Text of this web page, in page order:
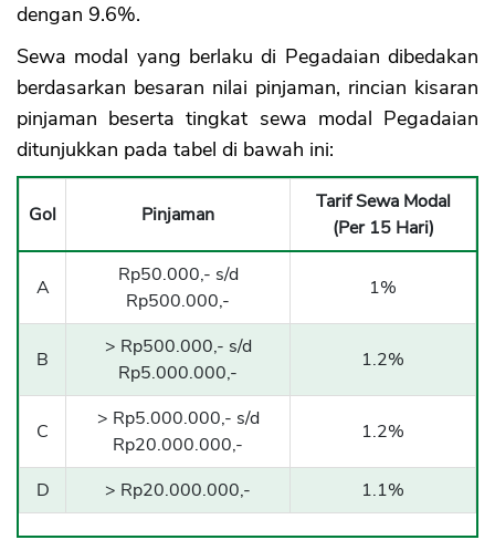
dengan 9.6%.
Sewa modal yang berlaku di Pegadaian dibedakan
berdasarkan besaran nilai pinjaman, rincian kisaran
pinjaman beserta tingkat sewa modal Pegadaian
ditunjukkan pada tabel di bawah ini:
Gol Pinjaman
Tarif Sewa Modal
(Per 15 Hari)
A
Rp50.000,- s/d
Rp500.000,-
1%
B
> Rp500.000,- s/d
Rp5.000.000,-
1.2%
C
> Rp5.000.000,- s/d
Rp20.000.000,-
1.2%
D > Rp20.000.000,- 1.1%